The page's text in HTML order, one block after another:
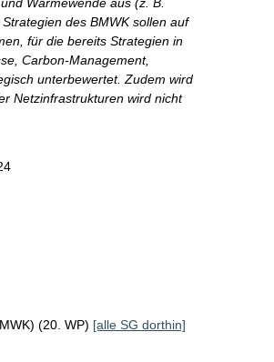
des BMWK sollen auf
für die bereits Strategien in
Carbon-Management,
unterbewertet. Zudem wird
Netzinfrastrukturen wird nicht
(20. WP) [alle SG dorthin]